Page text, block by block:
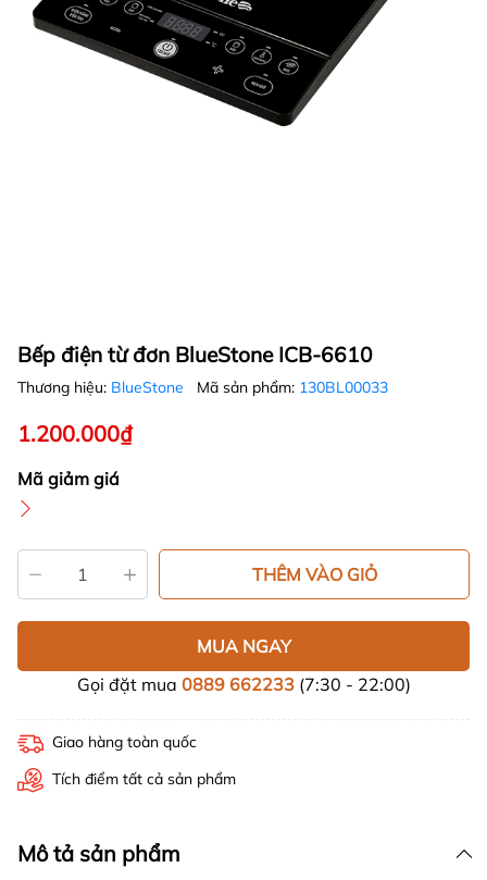
Bếp điện từ đơn BlueStone ICB-6610
Thương hiệu: BlueStone Mã sản phẩm: 130BL00033
1.200.000₫
Mã giảm giá
THÊM VÀO GIỎ
MUA NGAY
Gọi đặt mua 0889 662233(7:30 - 22:00)
Giao hàng toàn quốc
Tích điểm tất cả sản phẩm
Mô tả sản phẩm